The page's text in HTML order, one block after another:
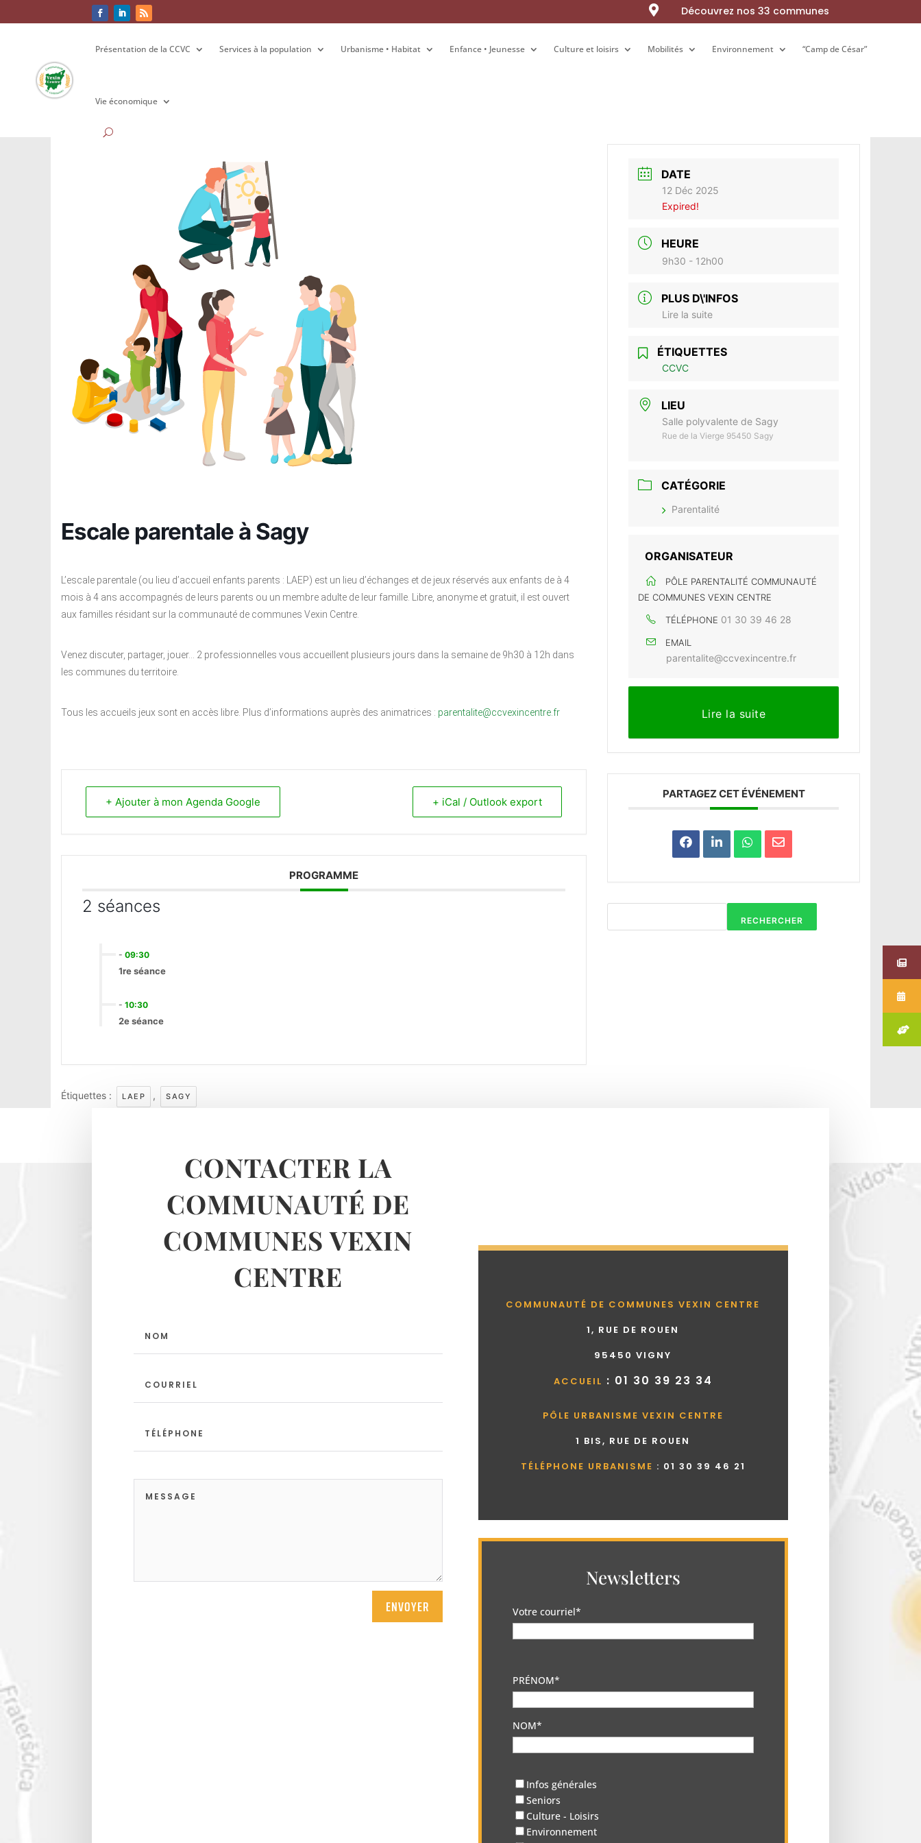
 Découvrez nos 33 communes
Présentation de la CCVC Services à la population Urbanisme • Habitat Enfance • Jeunesse Culture et loisirs Mobilités Environnement “Camp de César”
Vie économique
Présentation de la CCVC Services à la population Urbanisme • Habitat Enfance • Jeunesse Culture et loisirs Mobilités Environnement “Camp de César”
Vie économique
Escale parentale à Sagy
L’escale parentale (ou lieu d’accueil enfants parents : LAEP) est un lieu d’échanges et de jeux réservés aux enfants de à 4
mois à 4 ans accompagnés de leurs parents ou un membre adulte de leur famille. Libre, anonyme et gratuit, il est ouvert
aux familles résidant sur la communauté de communes Vexin Centre.
Venez discuter, partager, jouer… 2 professionnelles vous accueillent plusieurs jours dans la semaine de 9h30 à 12h dans
les communes du territoire.
Tous les accueils jeux sont en accès libre. Plus d’informations auprès des animatrices : parentalite@ccvexincentre.fr
+ Ajouter à mon Agenda Google + iCal / Outlook export
PROGRAMME
2 séances
- 09:30
1re séance
- 10:30
2e séance
Étiquettes : LAEP , SAGY
DATE
12 Déc 2025
Expired!
HEURE
9h30 - 12h00
PLUS D\'INFOS
Lire la suite
ÉTIQUETTES
CCVC
LIEU
Salle polyvalente de Sagy
Rue de la Vierge 95450 Sagy
CATÉGORIE
Parentalité
ORGANISATEUR
PÔLE PARENTALITÉ COMMUNAUTÉ
DE COMMUNES VEXIN CENTRE
TÉLÉPHONE 01 30 39 46 28
EMAIL
parentalite@ccvexincentre.fr
Lire la suite
PARTAGEZ CET ÉVÉNEMENT
RECHERCHER
CONTACTER LA
COMMUNAUTÉ DE
COMMUNES VEXIN
CENTRE
ENVOYER
COMMUNAUTÉ DE COMMUNES VEXIN CENTRE
1, RUE DE ROUEN
95450 VIGNY
ACCUEIL : 01 30 39 23 34
PÔLE URBANISME VEXIN CENTRE
1 BIS, RUE DE ROUEN
TÉLÉPHONE URBANISME : 01 30 39 46 21
Newsletters
Votre courriel*
PRÉNOM*
NOM*
Infos générales
Seniors
Culture - Loisirs
Environnement